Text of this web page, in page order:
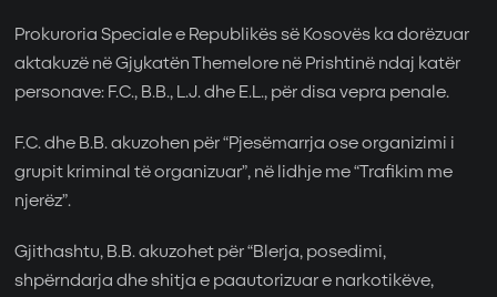
Prokuroria Speciale e Republikës së Kosovës ka dorëzuar
aktakuzë në Gjykatën Themelore në Prishtinë ndaj katër
personave: F.C., B.B., L.J. dhe E.L., për disa vepra penale.
F.C. dhe B.B. akuzohen për “Pjesëmarrja ose organizimi i
grupit kriminal të organizuar”, në lidhje me “Trafikim me
njerëz”.
Gjithashtu, B.B. akuzohet për “Blerja, posedimi,
shpërndarja dhe shitja e paautorizuar e narkotikëve,